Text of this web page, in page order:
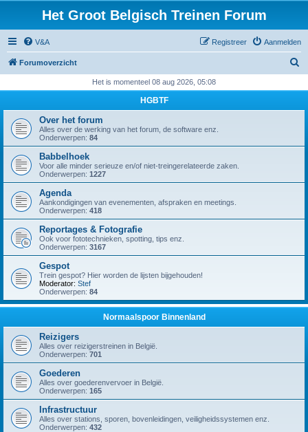
Het Groot Belgisch Treinen Forum
V&A Aanmelden
Registreer
Forumoverzicht
k
Het is momenteel 08 aug 2026, 05:08
HGBTF
Over het forum
Alles over de werking van het forum, de software enz.
Onderwerpen: 84
Babbelhoek
Voor alle minder serieuze en/of niet-treingerelateerde zaken.
Onderwerpen: 1227
Agenda
Aankondigingen van evenementen, afspraken en meetings.
Onderwerpen: 418
Reportages & Fotografie
Ook voor fototechnieken, spotting, tips enz.
Onderwerpen: 3167
Gespot
Trein gespot? Hier worden de lijsten bijgehouden!
Moderator: Stef
Onderwerpen: 84
Normaalspoor Binnenland
Reizigers
Alles over reizigerstreinen in België.
Onderwerpen: 701
Goederen
Alles over goederenvervoer in België.
Onderwerpen: 165
Infrastructuur
Alles over stations, sporen, bovenleidingen, veiligheidssystemen enz.
Onderwerpen: 432